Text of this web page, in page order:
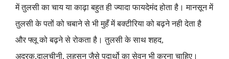
में तुलसी का चाय या काढ़ा बहुत ही ज्यादा फायदेमंद होता है । मानसून में
तुलसी के पतों को चबाने से भी मुहँ में बक्टीरिया को बढ़ने नही देता है
और फ्लू को बढ़ने से रोकता है । तुलसी के साथ शहद,
अदरक,दालचीनी, लहसुन जैसे पदार्थो का सेवन भी करना चाहिए ।